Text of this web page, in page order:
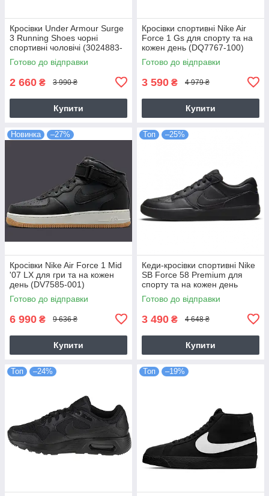
Кросівки Under Armour Surge
3 Running Shoes чорні
спортивні чоловічі (3024883-
001)
Готово до відправки
2 660 ₴ 3 990 ₴
Купити
Кросівки спортивні Nike Air
Force 1 Gs для спорту та на
кожен день (DQ7767-100)
Готово до відправки
3 590 ₴ 4 979 ₴
Купити
Новинка –27%
Кросівки Nike Air Force 1 Mid
'07 LX для гри та на кожен
день (DV7585-001)
Готово до відправки
6 990 ₴ 9 636 ₴
Купити
Топ –25%
Кеди-кросівки спортивні Nike
SB Force 58 Premium для
спорту та на кожен день
(DH7505-001)
Готово до відправки
3 490 ₴ 4 648 ₴
Купити
Топ –24% Топ –19%